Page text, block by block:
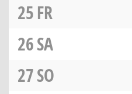
25FR
26SA
27SO